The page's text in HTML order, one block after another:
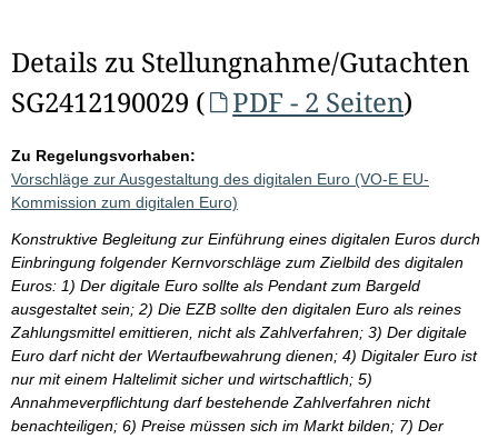
Details zu Stellungnahme/Gutachten
SG2412190029 (
PDF - 2 Seiten)
Zu Regelungsvorhaben:
Vorschläge zur Ausgestaltung des digitalen Euro (VO-E EU-
Kommission zum digitalen Euro)
Konstruktive Begleitung zur Einführung eines digitalen Euros durch
Einbringung folgender Kernvorschläge zum Zielbild des digitalen
Euros: 1) Der digitale Euro sollte als Pendant zum Bargeld
ausgestaltet sein; 2) Die EZB sollte den digitalen Euro als reines
Zahlungsmittel emittieren, nicht als Zahlverfahren; 3) Der digitale
Euro darf nicht der Wertaufbewahrung dienen; 4) Digitaler Euro ist
nur mit einem Haltelimit sicher und wirtschaftlich; 5)
Annahmeverpflichtung darf bestehende Zahlverfahren nicht
benachteiligen; 6) Preise müssen sich im Markt bilden; 7) Der